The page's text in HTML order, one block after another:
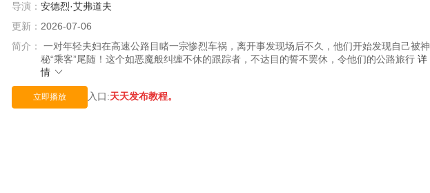
导演： 安德烈·艾弗道夫
更新： 2026-07-06
简介：
一对年轻夫妇在高速公路目睹一宗惨烈车祸，离开事发现场后不久，他们开始发现自己被神
秘“乘客”尾随！这个如恶魔般纠缠不休的跟踪者，不达目的誓不罢休，令他们的公路旅行 详
情
立即播放 入口:天天发布教程。